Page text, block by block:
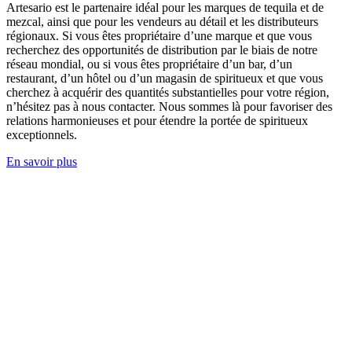
Artesario est le partenaire idéal pour les marques de tequila et de
mezcal, ainsi que pour les vendeurs au détail et les distributeurs
régionaux. Si vous êtes propriétaire d’une marque et que vous
recherchez des opportunités de distribution par le biais de notre
réseau mondial, ou si vous êtes propriétaire d’un bar, d’un
restaurant, d’un hôtel ou d’un magasin de spiritueux et que vous
cherchez à acquérir des quantités substantielles pour votre région,
n’hésitez pas à nous contacter. Nous sommes là pour favoriser des
relations harmonieuses et pour étendre la portée de spiritueux
exceptionnels.
En savoir plus